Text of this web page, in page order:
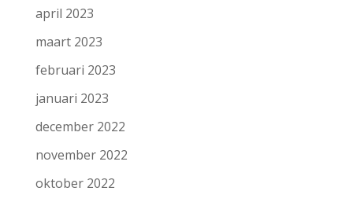
april 2023
maart 2023
februari 2023
januari 2023
december 2022
november 2022
oktober 2022